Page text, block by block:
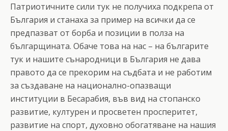
Патриотичните сили тук не получиха подкрепа от
България и станаха за пример на всички да се
предпазват от борба и позиции в полза на
българщината. Обаче това на нас – на българите
тук и нашите сънародници в България не дава
правото да се прекорим на съдбата и не работим
за създаване на национално-опазващи
институции в Бесарабия, във вид на стопанско
развитие, културен и просветен просперитет,
развитие на спорт, духовно обогатяване на нашия